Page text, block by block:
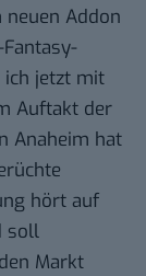
neuen Addon
ich jetzt mit
Auftakt der
Anaheim hat
hört auf
soll
Markt